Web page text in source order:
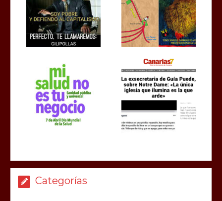
Categorías